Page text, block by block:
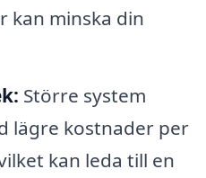
kan minska din
Större system
lägre kostnader per
kan leda till en